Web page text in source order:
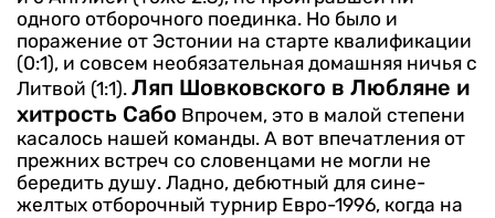
одного отборочного поединка. Но было и
поражение от Эстонии на старте квалификации
(0:1), и совсем необязательная домашняя ничья с
Литвой (1:1). Ляп Шовковского в Любляне и
хитрость Сабо Впрочем, это в малой степени
касалось нашей команды. А вот впечатления от
прежних встреч со словенцами не могли не
бередить душу. Ладно, дебютный для сине-
желтых отборочный турнир Евро-1996, когда на